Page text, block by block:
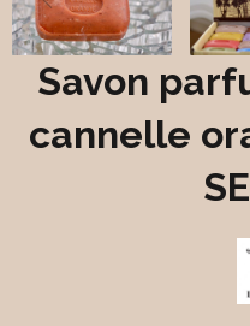
Savon
cannelle